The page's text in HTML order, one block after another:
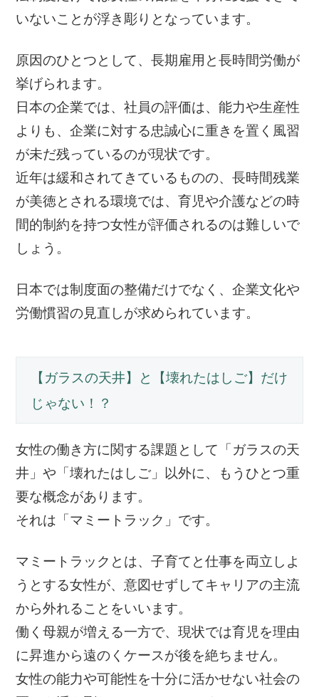
いないことが浮き彫りとなっています。
原因のひとつとして、長期雇用と長時間労働が
挙げられます。
日本の企業では、社員の評価は、能力や生産性
よりも、企業に対する忠誠心に重きを置く風習
が未だ残っているのが現状です。
近年は緩和されてきているものの、長時間残業
が美徳とされる環境では、育児や介護などの時
間的制約を持つ女性が評価されるのは難しいで
しょう。
日本では制度面の整備だけでなく、企業文化や
労働慣習の見直しが求められています。
【ガラスの天井】と【壊れたはしご】だけ
じゃない！？
女性の働き方に関する課題として「ガラスの天
井」や「壊れたはしご」以外に、もうひとつ重
要な概念があります。
それは「マミートラック」です。
マミートラックとは、子育てと仕事を両立しよ
うとする女性が、意図せずしてキャリアの主流
から外れることをいいます。
働く母親が増える一方で、現状では育児を理由
に昇進から遠のくケースが後を絶ちません。
女性の能力や可能性を十分に活かせない社会の